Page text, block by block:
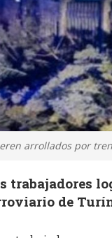
arrollados por
trabajadores
de